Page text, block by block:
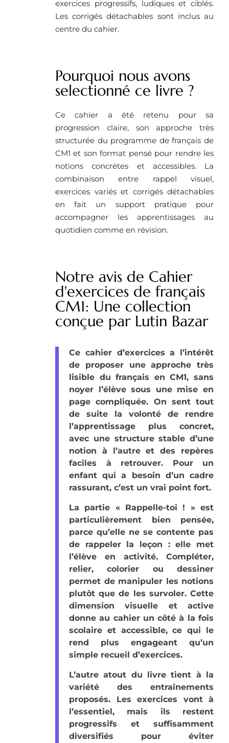
exercices progressifs, ludiques et ciblés.
Les corrigés détachables sont inclus au
centre du cahier.
Pourquoi nous avons
selectionné ce livre ?
Ce cahier a été retenu pour sa
progression claire, son approche très
structurée du programme de français de
CM1 et son format pensé pour rendre les
notions concrètes et accessibles. La
combinaison entre rappel visuel,
exercices variés et corrigés détachables
en fait un support pratique pour
accompagner les apprentissages au
quotidien comme en révision.
Notre avis de Cahier
d'exercices de français
CM1: Une collection
conçue par Lutin Bazar
Ce cahier d’exercices a l’intérêt
de proposer une approche très
lisible du français en CM1, sans
noyer l’élève sous une mise en
page compliquée. On sent tout
de suite la volonté de rendre
l’apprentissage plus concret,
avec une structure stable d’une
notion à l’autre et des repères
faciles à retrouver. Pour un
enfant qui a besoin d’un cadre
rassurant, c’est un vrai point fort.
La partie « Rappelle-toi ! » est
particulièrement bien pensée,
parce qu’elle ne se contente pas
de rappeler la leçon : elle met
l’élève en activité. Compléter,
relier, colorier ou dessiner
permet de manipuler les notions
plutôt que de les survoler. Cette
dimension visuelle et active
donne au cahier un côté à la fois
scolaire et accessible, ce qui le
rend plus engageant qu’un
simple recueil d’exercices.
L’autre atout du livre tient à la
variété des entraînements
proposés. Les exercices vont à
l’essentiel, mais ils restent
progressifs et suffisamment
diversifiés pour éviter